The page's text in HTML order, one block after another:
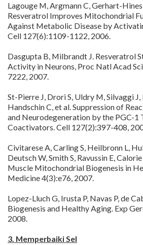
Lagouge M, Argmann C, Gerhart-
Resveratrol Improves Mitochondrial
Against Metabolic Disease by
Cell 127(6):1109-1122, 2006.
Dasgupta B, Milbrandt J. Resveratrol
Activity in Neurons, Proc Natl Acad
7222, 2007.
St-Pierre J, Drori S, Uldry M, Silvaggi J,
Handschin C, et al. Suppression of
and Neurodegeneration by the PGC-1
Coactivators. Cell 127(2):397-408,
Civitarese A, Carling S, Heilbronn L,
Deutsch W, Smith S, Ravussin E,
Muscle Mitochondrial Biogenesis in
Medicine 4(3):e76, 2007.
Lopez-Lluch G, Irusta P, Navas P, de
Biogenesis and Healthy Aging. Exp
2008.
3. Memperbaiki Sel